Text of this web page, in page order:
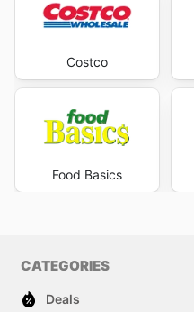
Costco
Food Basics
CATEGORIES
Deals